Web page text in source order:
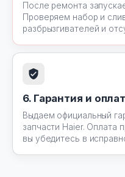
После ремонта
Проверяем набор и
разбрызгивателей и
6. Гарантия и
Выдаем официальный
запчасти Haier. Оплата
вы убедитесь в